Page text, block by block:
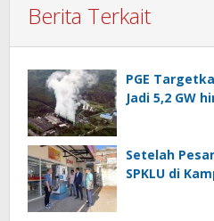
Berita Terkait
PGE
Jadi 5,2 GW
Setelah
SPKLU di